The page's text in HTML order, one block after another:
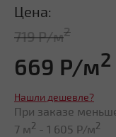
Цена:
719 Р/м2
669 Р/м2
Нашли дешевле?
При заказе
7 м2 - 1 605 Р/м2